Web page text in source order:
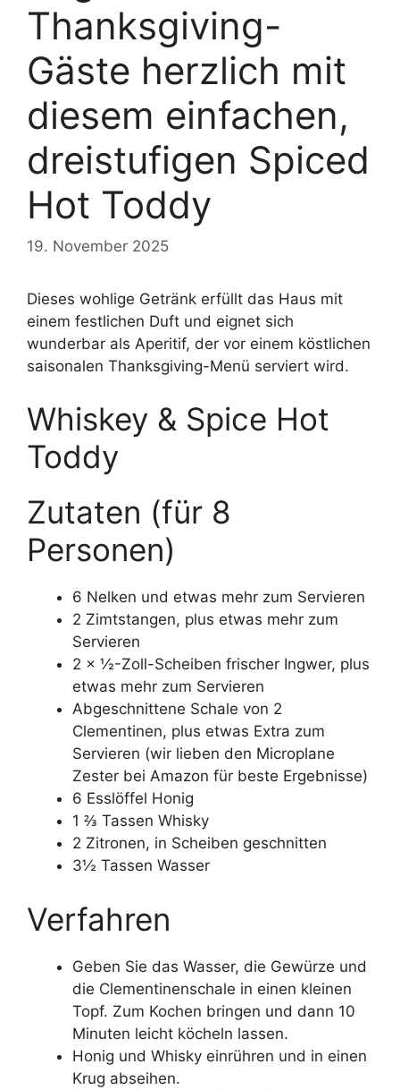
Thanksgiving-
Gäste herzlich mit
diesem einfachen,
dreistufigen Spiced
Hot Toddy
19. November 2025
Dieses wohlige Getränk erfüllt das Haus mit
einem festlichen Duft und eignet sich
wunderbar als Aperitif, der vor einem köstlichen
saisonalen Thanksgiving-Menü serviert wird.
Whiskey & Spice Hot
Toddy
Zutaten (für 8
Personen)
6 Nelken und etwas mehr zum Servieren
2 Zimtstangen, plus etwas mehr zum
Servieren
2 × ½-Zoll-Scheiben frischer Ingwer, plus
etwas mehr zum Servieren
Abgeschnittene Schale von 2
Clementinen, plus etwas Extra zum
Servieren (wir lieben den Microplane
Zester bei Amazon für beste Ergebnisse)
6 Esslöffel Honig
1 ⅔ Tassen Whisky
2 Zitronen, in Scheiben geschnitten
3½ Tassen Wasser
Verfahren
Geben Sie das Wasser, die Gewürze und
die Clementinenschale in einen kleinen
Topf. Zum Kochen bringen und dann 10
Minuten leicht köcheln lassen.
Honig und Whisky einrühren und in einen
Krug abseihen.